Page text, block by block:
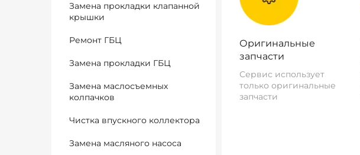
Замена прокладки клапанной
крышки
Ремонт ГБЦ
Замена прокладки ГБЦ
Замена маслосъемных
колпачков
Чистка впускного коллектора
Замена масляного насоса
Оригинальные
запчасти
Сервис использует
только оригинальные
запчасти